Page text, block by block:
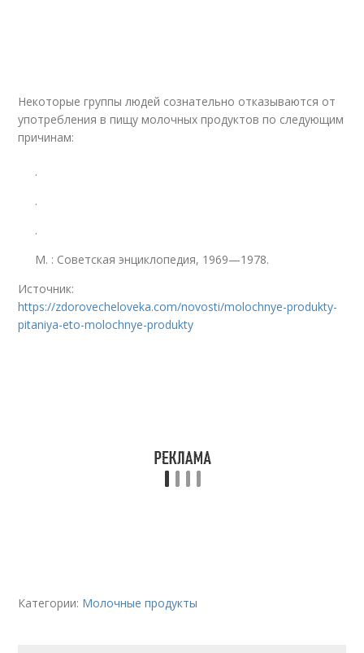
Некоторые группы людей сознательно отказываются от
употребления в пищу молочных продуктов по следующим
причинам:
.
.
.
М. : Советская энциклопедия, 1969—1978.
Источник:
https://zdorovecheloveka.com/novosti/molochnye-produkty-
pitaniya-eto-molochnye-produkty
Категории: Молочные продукты